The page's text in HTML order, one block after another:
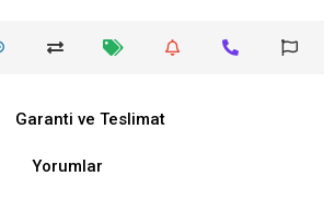
Garanti ve Teslimat
Yorumlar